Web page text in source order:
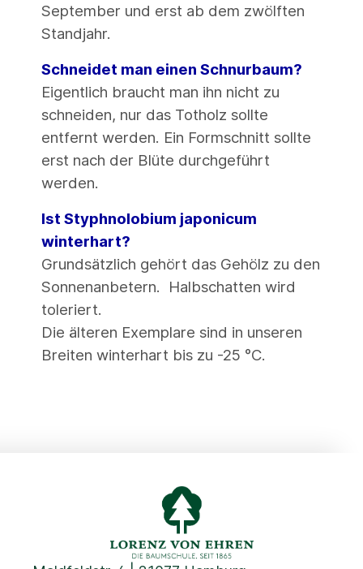
September und erst ab dem zwölften
Standjahr.
Schneidet man einen Schnurbaum?
Eigentlich braucht man ihn nicht zu
schneiden, nur das Totholz sollte
entfernt werden. Ein Formschnitt sollte
erst nach der Blüte durchgeführt
werden.
Ist Styphnolobium japonicum
winterhart?
Grundsätzlich gehört das Gehölz zu den
Sonnenanbetern. Halbschatten wird
toleriert.
Die älteren Exemplare sind in unseren
Breiten winterhart bis zu -25 °C.